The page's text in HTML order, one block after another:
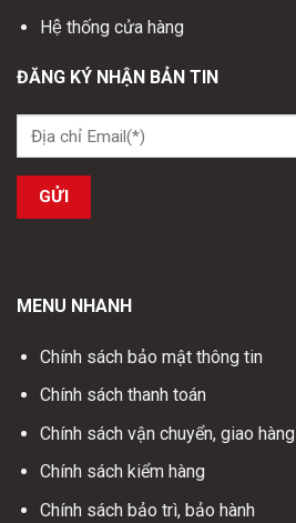
Hệ thống cửa hàng
ĐĂNG KÝ NHẬN BẢN TIN
MENU NHANH
Chính sách bảo mật thông tin
Chính sách thanh toán
Chính sách vận chuyển, giao hàng
Chính sách kiểm hàng
Chính sách bảo trì, bảo hành